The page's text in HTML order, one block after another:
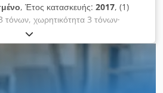
, Έτος κατασκευής: 2017, (1)
χωρητικότητα 3 τόνων·
φορτιστή (όπως στην εικόνα ή
Ete Doa